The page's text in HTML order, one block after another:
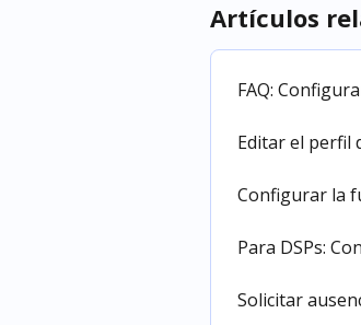
Artículos
FAQ:
Editar el perfil
Configurar la
Para DSPs:
Solicitar